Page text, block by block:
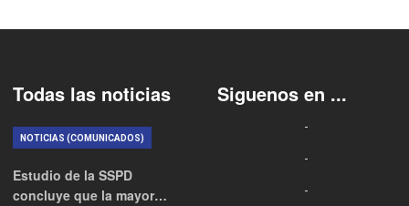
Todas las noticias
Estudio de la SSPD
concluye que la mayor…
NOTICIAS (COMUNICADOS)
Siguenos en ...